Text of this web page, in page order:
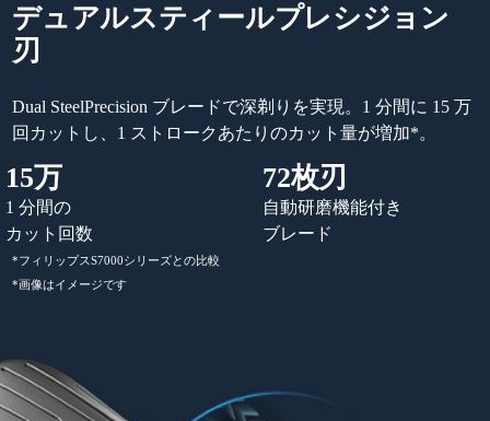
デュアルスティールプレシジョン
刃
Dual SteelPrecision ブレードで深剃りを実現。1 分間に 15 万
回カットし、1 ストロークあたりのカット量が増加*。
15万
1 分間の
カット回数
72枚刃
自動研磨機能付き
ブレード
*フィリップスS7000シリーズとの比較
*画像はイメージです